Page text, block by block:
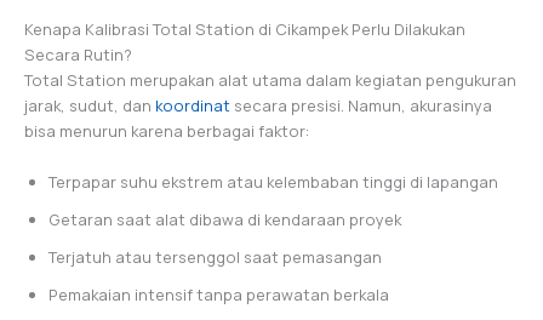
Kenapa Kalibrasi Total Station di Cikampek Perlu Dilakukan
Secara Rutin?
Total Station merupakan alat utama dalam kegiatan pengukuran
jarak, sudut, dan koordinat secara presisi. Namun, akurasinya
bisa menurun karena berbagai faktor:
Terpapar suhu ekstrem atau kelembaban tinggi di lapangan
Getaran saat alat dibawa di kendaraan proyek
Terjatuh atau tersenggol saat pemasangan
Pemakaian intensif tanpa perawatan berkala